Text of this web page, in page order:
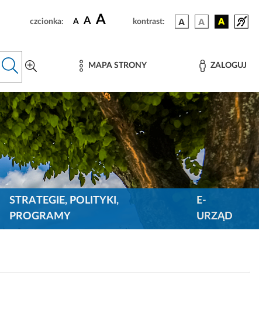
czcionka: A A A kontrast:
MAPA STRONY ZALOGUJ
STRATEGIE, POLITYKI,
PROGRAMY
E-
URZĄD